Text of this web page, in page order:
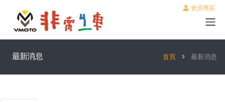
會員專區
最新消息 首頁 最新消息